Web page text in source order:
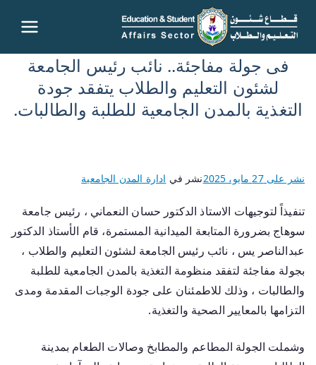
قطاع
شئون
التعليم
– جامعة
سوهاج
فى جولة مفاجئة.. نائب رئيس الجامعة
لشئون التعليم والطلاب يتفقد جودة
التغذية بالمدن الجامعية للطلبة والطالبات.
نشر على27 مايو، 2025 نشر في ادارة المدن الجامعية
تنفيذاً لتوجيهات الاستاذ الدكتور حسان النعماني ، رئيس جامعة
سوهاج بضرورة المتابعة الميدانية المستمرة، قام الأستاذ الدكتور
عبدالناصر يس ، نائب رئيس الجامعة لشئون التعليم والطلاب ،
بجولة مفاجئة لتفقد منظومة التغذية بالمدن الجامعية للطلبة
والطالبات ، وذلك للاطمئنان على جودة الوجبات المقدمة ومدى
التزامها بالمعايير الصحية والتغذية.
وشملت الجولة المطاعم والمطابخ وصالات الطعام بمدينة